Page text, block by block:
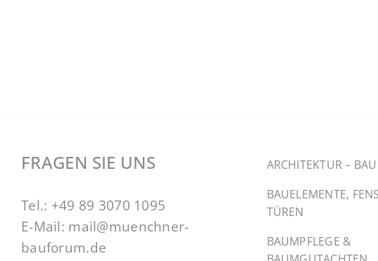
FRAGEN SIE UNS
Tel.: +49 89 3070 1095
E-Mail: mail@muenchner-
bauforum.de
ARCHITEKTUR –
BAUELEMENTE,
TÜREN
BAUMPFLEGE &